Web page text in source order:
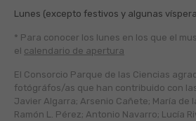
Lunes (excepto festivos y algunas
* Para conocer los lunes en los que el
el calendario de apertura
El Consorcio Parque de las Ciencias
fotógráfos/as que han contribuido con
Javier Algarra; Arsenio Cañete; María de
Ramón L. Pérez; Antonio Navarro; Lucía